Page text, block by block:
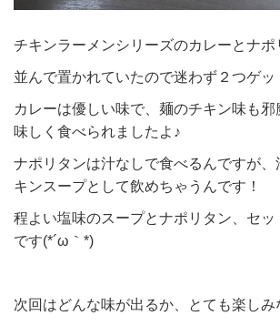
チキンラーメンシリーズのカレーとナポ
並んで置かれていたので迷わず２つゲッ
カレーは優しい味で、麺のチキン味も
味しく食べられましたよ♪
ナポリタンは汁なしで食べるんですが
キンスープとして飲めちゃうんです！
程よい塩味のスープとナポリタン、セッ
です(*´ω｀*)
次回はどんな味が出るか、とても楽しみ